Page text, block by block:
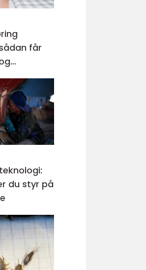
får
du styr på